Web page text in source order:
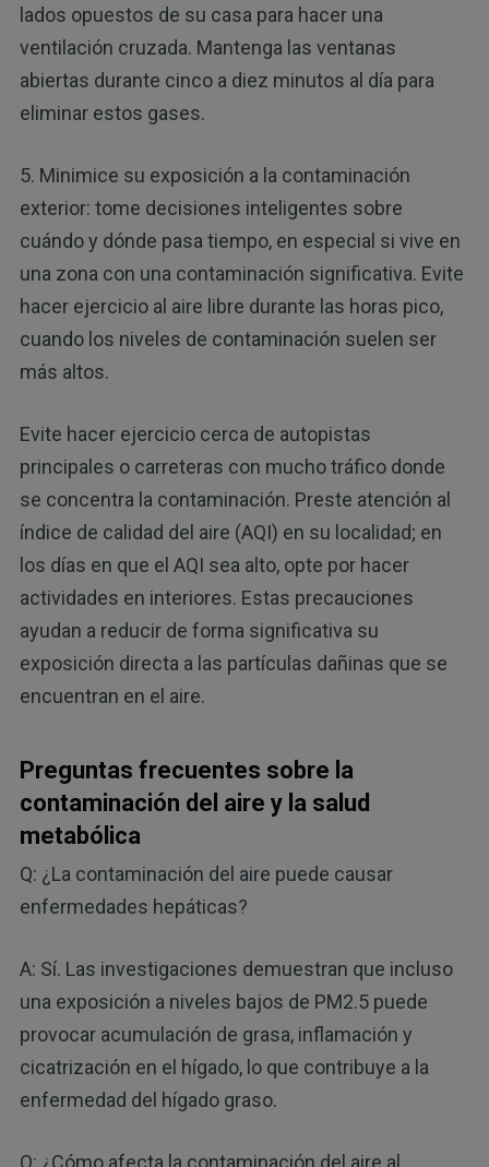
lados opuestos de su casa para hacer una
ventilación cruzada. Mantenga las ventanas
abiertas durante cinco a diez minutos al día para
eliminar estos gases.
5. Minimice su exposición a la contaminación
exterior: tome decisiones inteligentes sobre
cuándo y dónde pasa tiempo, en especial si vive en
una zona con una contaminación significativa. Evite
hacer ejercicio al aire libre durante las horas pico,
cuando los niveles de contaminación suelen ser
más altos.
Evite hacer ejercicio cerca de autopistas
principales o carreteras con mucho tráfico donde
se concentra la contaminación. Preste atención al
índice de calidad del aire (AQI) en su localidad; en
los días en que el AQI sea alto, opte por hacer
actividades en interiores. Estas precauciones
ayudan a reducir de forma significativa su
exposición directa a las partículas dañinas que se
encuentran en el aire.
Preguntas frecuentes sobre la
contaminación del aire y la salud
metabólica
Q: ¿La contaminación del aire puede causar
enfermedades hepáticas?
A: Sí. Las investigaciones demuestran que incluso
una exposición a niveles bajos de PM2.5 puede
provocar acumulación de grasa, inflamación y
cicatrización en el hígado, lo que contribuye a la
enfermedad del hígado graso.
Q: ¿Cómo afecta la contaminación del aire al